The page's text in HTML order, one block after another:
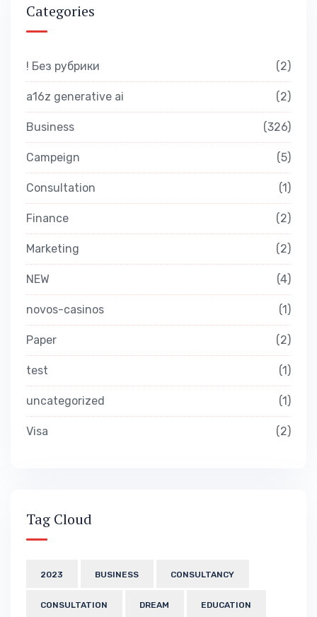
Categories
! Без рубрики 2
a16z generative ai 2
Business 326
Campeign 5
Consultation 1
Finance 2
Marketing 2
NEW 4
novos-casinos 1
Paper 2
test 1
uncategorized 1
Visa 2
Tag Cloud
2023 BUSINESS CONSULTANCY
CONSULTATION DREAM EDUCATION